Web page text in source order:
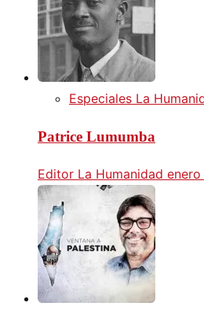
Especiales La
Patrice Lumumba
Editor La Humanidad enero